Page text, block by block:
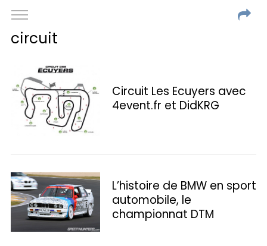
circuit
Circuit Les Ecuyers avec
4event.fr et DidKRG
L’histoire de BMW en sport
automobile, le
championnat DTM